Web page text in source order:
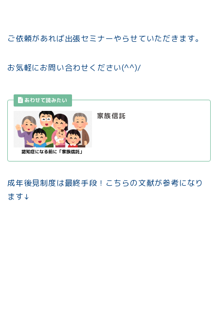
ご依頼があれば出張セミナーやらせていただきます。
お気軽にお問い合わせください(^^)/
家族信託
成年後見制度は最終手段！こちらの文献が参考になり
ます↓